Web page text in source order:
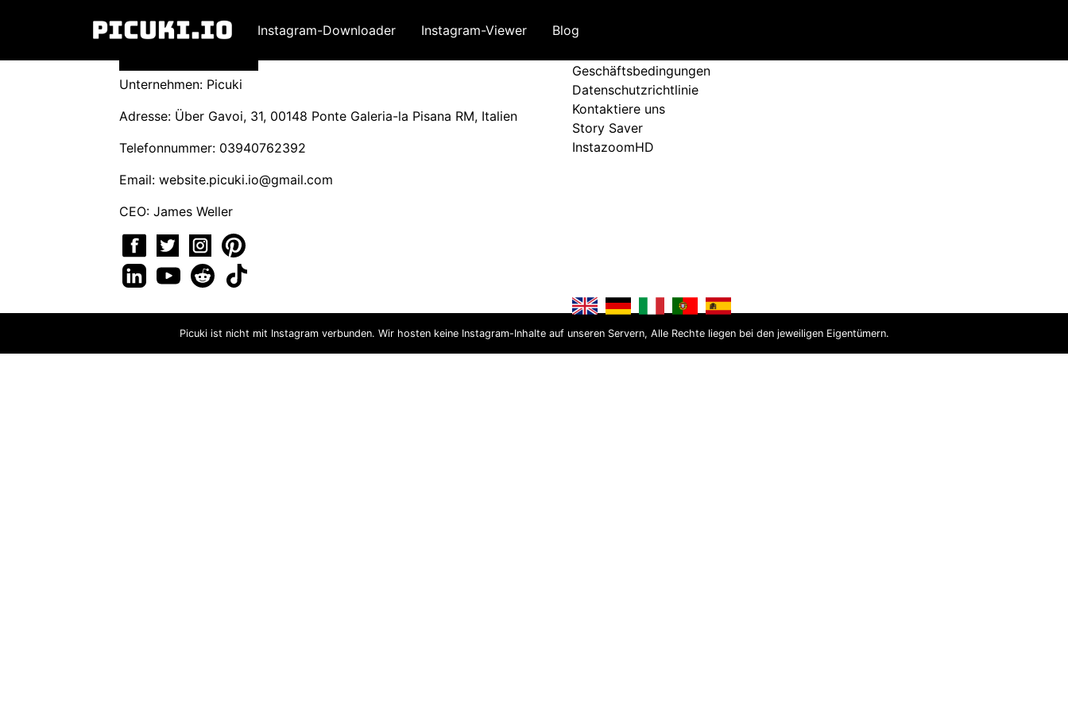
Instagram-Downloader Instagram-Viewer Blog
Unternehmen: Picuki
Adresse: Über Gavoi, 31, 00148 Ponte Galeria-la Pisana RM, Italien
Telefonnummer: 03940762392
Email: website.picuki.io@gmail.com
CEO: James Weller
Bedingungen und Richtlinien
Geschäftsbedingungen
Datenschutzrichtlinie
Kontaktiere uns
Story Saver
InstazoomHD
Picuki ist nicht mit Instagram verbunden. Wir hosten keine Instagram-Inhalte auf unseren Servern, Alle Rechte liegen bei den jeweiligen Eigentümern.